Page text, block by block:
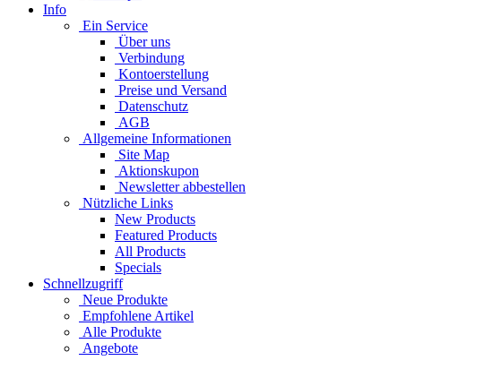
Info
Ein Service
Über uns
Verbindung
Kontoerstellung
Preise und Versand
Datenschutz
AGB
Allgemeine Informationen
Site Map
Aktionskupon
Newsletter abbestellen
Nützliche Links
New Products
Featured Products
All Products
Specials
Schnellzugriff
Neue Produkte
Empfohlene Artikel
Alle Produkte
Angebote